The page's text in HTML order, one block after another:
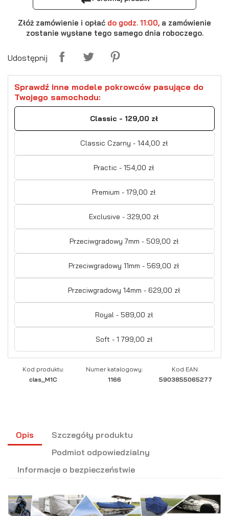
Złóż zamówienie i opłać do godz. 11:00, a zamówienie
zostanie wysłane tego samego dnia roboczego.
Udostępnij
Sprawdź inne modele pokrowców pasujące do
Twojego samochodu:
Classic - 129,00 zł
Classic Czarny - 144,00 zł
Practic - 154,00 zł
Premium - 179,00 zł
Exclusive - 329,00 zł
Przeciwgradowy 7mm - 509,00 zł
Przeciwgradowy 11mm - 569,00 zł
Przeciwgradowy 14mm - 629,00 zł
Royal - 589,00 zł
Soft - 1 799,00 zł
Kod produktu:
clas_M1C
Numer katalogowy:
1166
Kod EAN:
5903855065277
Opis
Szczegóły produktu
Podmiot odpowiedzialny
Informacje o bezpieczeństwie